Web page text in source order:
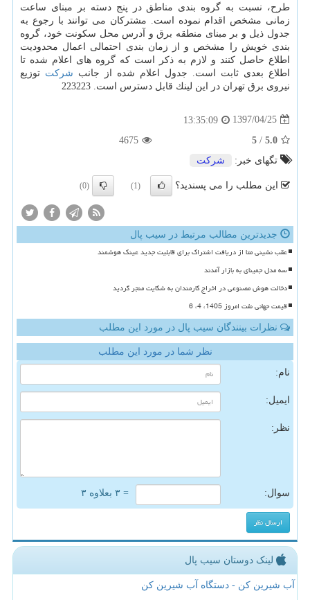
طرح، نسبت به گروه بندی مناطق در پنج دسته بر مبنای ساعت
زمانی مشخص اقدام نموده است. مشتركان می توانند با رجوع به
جدول ذیل و بر مبنای منطقه برق و آدرس محل سكونت خود، گروه
بندی خویش را مشخص و از زمان بندی احتمالی اعمال محدودیت
اطلاع حاصل كنند و لازم به ذكر است كه گروه های اعلام شده تا
اطلاع بعدی ثابت است. جدول اعلام شده از جانب شركت توزیع
نیروی برق تهران در این لینك قابل دسترس است. 223223
1397/04/25
13:35:09
5.0
/
5
4675
تگهای خبر:
شركت
این مطلب را می پسندید؟ (1)
(0)
جدیدترین مطالب مرتبط در سیب پال
عقب نشینی متا از دریافت اشتراک برای قابلیت جدید عینک هوشمند
سه مدل جمینای به بازار آمدند
دخالت هوش مصنوعی در اخراج کارمندان به شکایت منجر گردید
قیمت جهانی نفت امروز 1405، 4، 6
نظرات بینندگان سیب پال در مورد این مطلب
نظر شما در مورد این مطلب
نام:
ایمیل:
نظر:
سوال: = ۳ بعلاوه ۳
لینک دوستان سیب پال
آب شیرین کن - دستگاه آب شیرین کن